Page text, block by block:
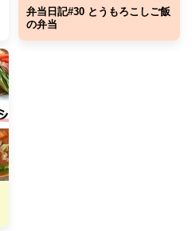
弁当日記#30 とうもろこしご飯
の弁当